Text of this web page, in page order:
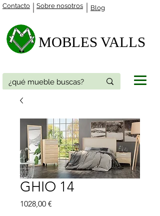
Contacto Blog
Sobre nosotros
MOBLES VALLS​
GHIO 14
1028,00 €